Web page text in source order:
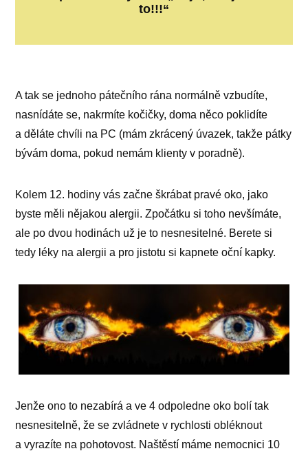
to!!!“
A tak se jednoho pátečního rána normálně vzbudíte,
nasnídáte se, nakrmíte kočičky, doma něco poklidíte
a děláte chvíli na PC (mám zkrácený úvazek, takže pátky
bývám doma, pokud nemám klienty v poradně).
Kolem 12. hodiny vás začne škrábat pravé oko, jako
byste měli nějakou alergii. Zpočátku si toho nevšímáte,
ale po dvou hodinách už je to nesnesitelné. Berete si
tedy léky na alergii a pro jistotu si kapnete oční kapky.
Jenže ono to nezabírá a ve 4 odpoledne oko bolí tak
nesnesitelně, že se zvládnete v rychlosti obléknout
a vyrazíte na pohotovost. Naštěstí máme nemocnici 10